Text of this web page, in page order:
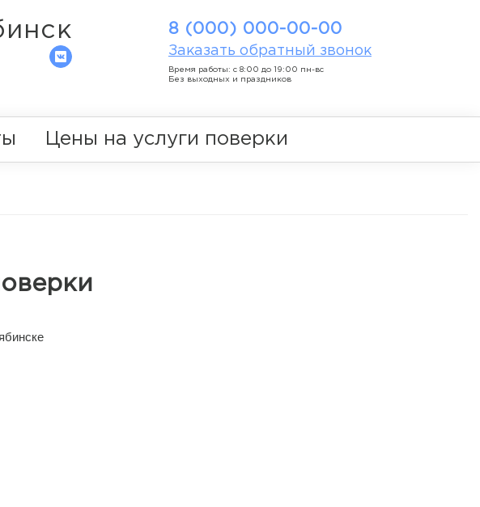
8 (000) 000-00-00
Заказать обратный звонок
Время работы: с 8:00 до 19:00 пн-вс
Без выходных и праздников
Цены на услуги поверки